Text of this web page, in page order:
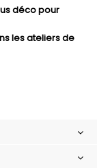
déco pour
les ateliers de